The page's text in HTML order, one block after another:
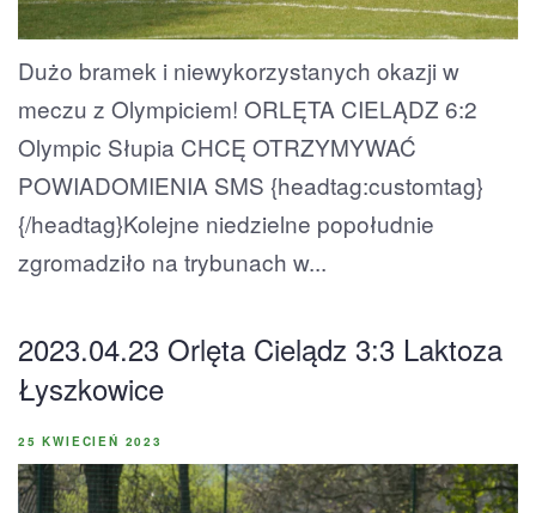
Dużo bramek i niewykorzystanych okazji w
meczu z Olympiciem! ORLĘTA CIELĄDZ 6:2
Olympic Słupia CHCĘ OTRZYMYWAĆ
POWIADOMIENIA SMS {headtag:customtag}
{/headtag}Kolejne niedzielne popołudnie
zgromadziło na trybunach w...
2023.04.23 Orlęta Cielądz 3:3 Laktoza
Łyszkowice
25 KWIECIEŃ 2023